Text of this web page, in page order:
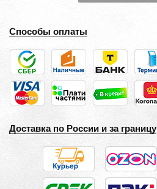
Способы оплаты
Доставка по России и за границу